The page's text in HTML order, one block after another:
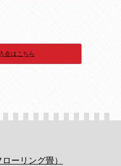
会はこちら
ーリング畳）